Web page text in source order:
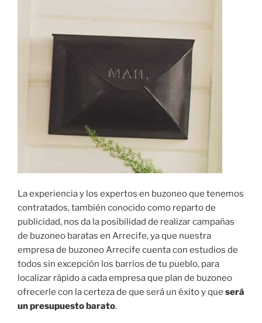
La experiencia y los expertos en buzoneo que tenemos
contratados, también conocido como reparto de
publicidad, nos da la posibilidad de realizar campañas
de buzoneo baratas en Arrecife, ya que nuestra
empresa de buzoneo Arrecife cuenta con estudios de
todos sin excepción los barrios de tu pueblo, para
localizar rápido a cada empresa que plan de buzoneo
ofrecerle con la certeza de que será un éxito y que será
un presupuesto barato.